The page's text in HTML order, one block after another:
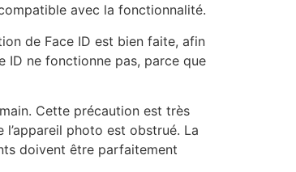
avec la fonctionnalité.
de Face ID est bien faite, afin
ID ne fonctionne pas, parce que
Cette précaution est très
photo est obstrué. La
doivent être parfaitement